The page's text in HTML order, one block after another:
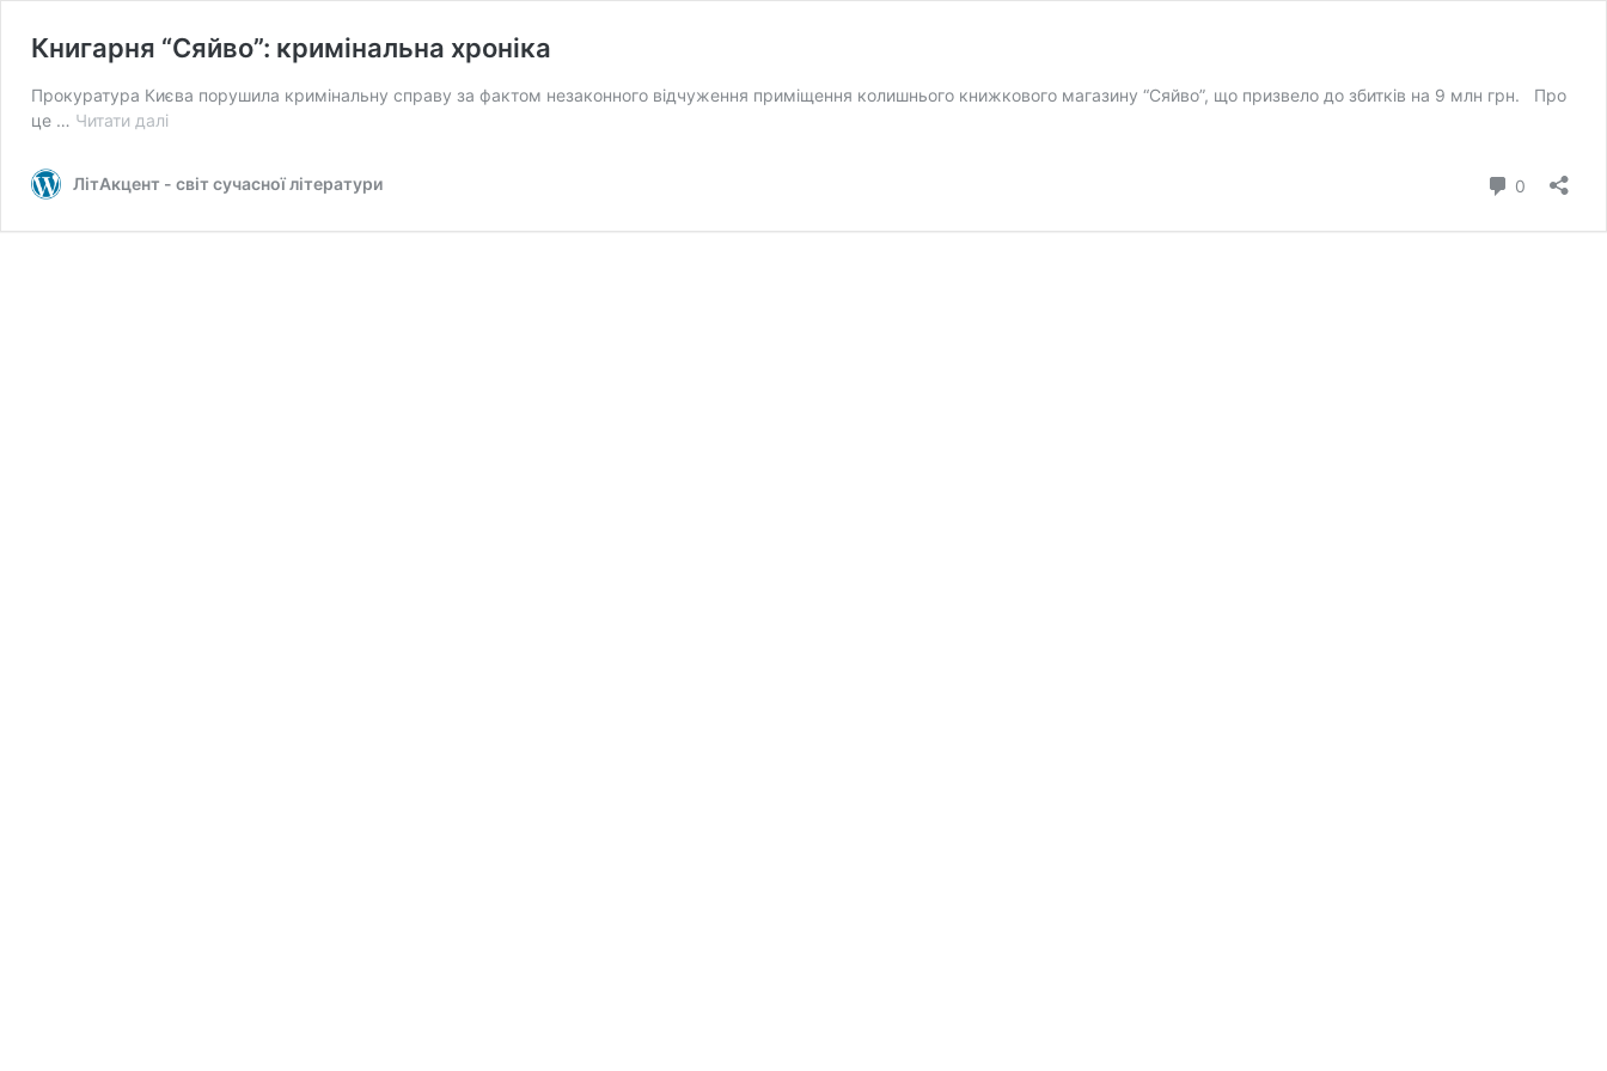
Книгарня “Сяйво”: кримінальна хроніка
Прокуратура Києва порушила кримінальну справу за фактом незаконного відчуження приміщення колишнього книжкового магазину “Сяйво”, що призвело до збитків на 9 млн грн. Про
це … Читати даліКнигарня
хроніка
ЛітАкцент - світ сучасної літератури 0